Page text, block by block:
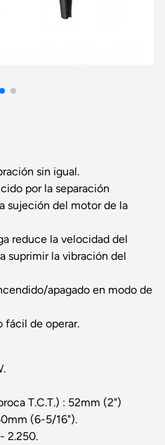
sin igual.
por la separación
sujeción del motor de la
reduce la velocidad del
suprimir la vibración del
apagado en modo de
fácil de operar.
T.C.T.) : 52mm (2")
(6-5/16").
2.250.